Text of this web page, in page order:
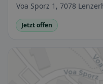
Voa Sporz 1, 7078
Jetzt offen